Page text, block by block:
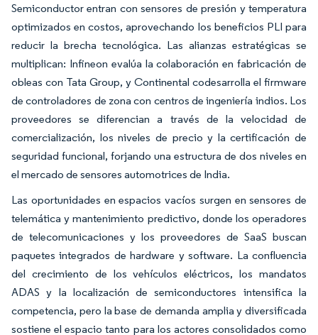
Semiconductor entran con sensores de presión y temperatura
optimizados en costos, aprovechando los beneficios PLI para
reducir la brecha tecnológica. Las alianzas estratégicas se
multiplican: Infineon evalúa la colaboración en fabricación de
obleas con Tata Group, y Continental codesarrolla el firmware
de controladores de zona con centros de ingeniería indios. Los
proveedores se diferencian a través de la velocidad de
comercialización, los niveles de precio y la certificación de
seguridad funcional, forjando una estructura de dos niveles en
el mercado de sensores automotrices de India.
Las oportunidades en espacios vacíos surgen en sensores de
telemática y mantenimiento predictivo, donde los operadores
de telecomunicaciones y los proveedores de SaaS buscan
paquetes integrados de hardware y software. La confluencia
del crecimiento de los vehículos eléctricos, los mandatos
ADAS y la localización de semiconductores intensifica la
competencia, pero la base de demanda amplia y diversificada
sostiene el espacio tanto para los actores consolidados como